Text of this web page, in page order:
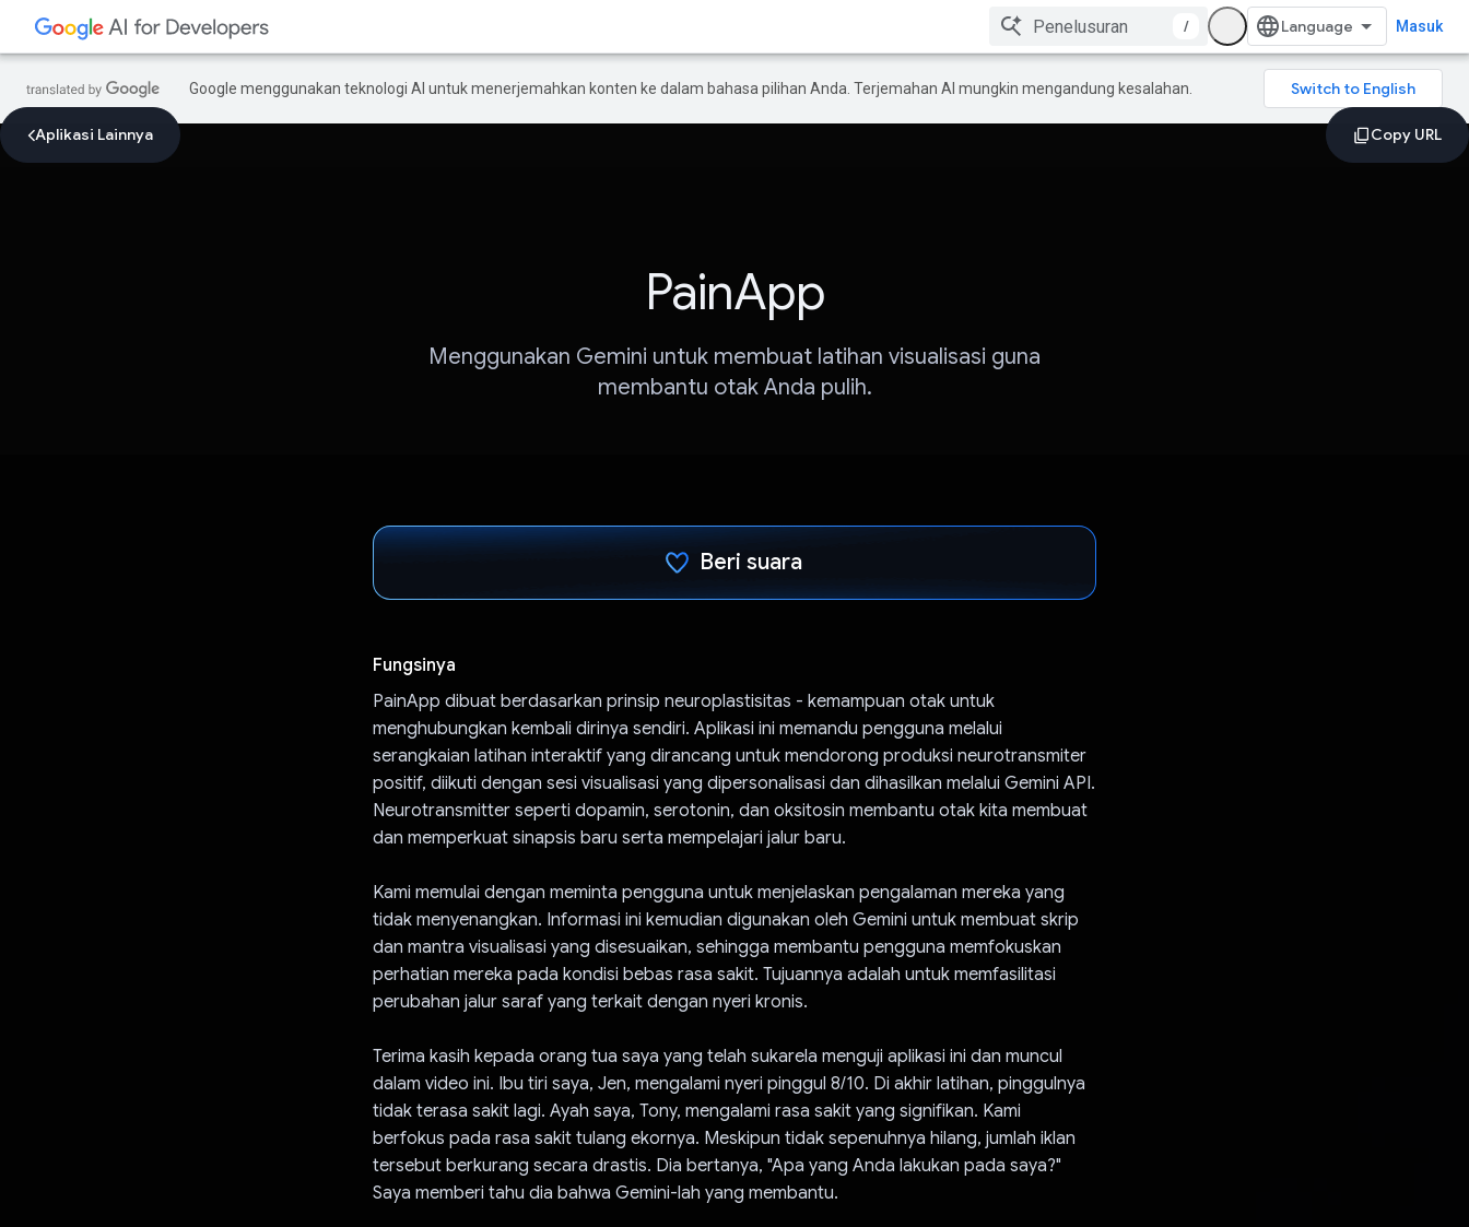
/ Masuk
Google menggunakan teknologi AI untuk menerjemahkan konten ke dalam bahasa pilihan Anda. Terjemahan AI mungkin mengandung kesalahan.
Aplikasi Lainnya
PainApp
Menggunakan Gemini untuk membuat latihan visualisasi guna
membantu otak Anda pulih.
Beri suara
Fungsinya
PainApp dibuat berdasarkan prinsip neuroplastisitas - kemampuan otak untuk
menghubungkan kembali dirinya sendiri. Aplikasi ini memandu pengguna melalui
serangkaian latihan interaktif yang dirancang untuk mendorong produksi neurotransmiter
positif, diikuti dengan sesi visualisasi yang dipersonalisasi dan dihasilkan melalui Gemini API.
Neurotransmitter seperti dopamin, serotonin, dan oksitosin membantu otak kita membuat
dan memperkuat sinapsis baru serta mempelajari jalur baru.
Kami memulai dengan meminta pengguna untuk menjelaskan pengalaman mereka yang
tidak menyenangkan. Informasi ini kemudian digunakan oleh Gemini untuk membuat skrip
dan mantra visualisasi yang disesuaikan, sehingga membantu pengguna memfokuskan
perhatian mereka pada kondisi bebas rasa sakit. Tujuannya adalah untuk memfasilitasi
perubahan jalur saraf yang terkait dengan nyeri kronis.
Terima kasih kepada orang tua saya yang telah sukarela menguji aplikasi ini dan muncul
dalam video ini. Ibu tiri saya, Jen, mengalami nyeri pinggul 8/10. Di akhir latihan, pinggulnya
tidak terasa sakit lagi. Ayah saya, Tony, mengalami rasa sakit yang signifikan. Kami
berfokus pada rasa sakit tulang ekornya. Meskipun tidak sepenuhnya hilang, jumlah iklan
tersebut berkurang secara drastis. Dia bertanya, "Apa yang Anda lakukan pada saya?"
Saya memberi tahu dia bahwa Gemini-lah yang membantu.